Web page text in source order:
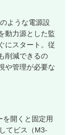
ような電源設
動力源とした監
にスタート。従
削減できるの
や管理が必要な
開くと固定用
てビス（M3-